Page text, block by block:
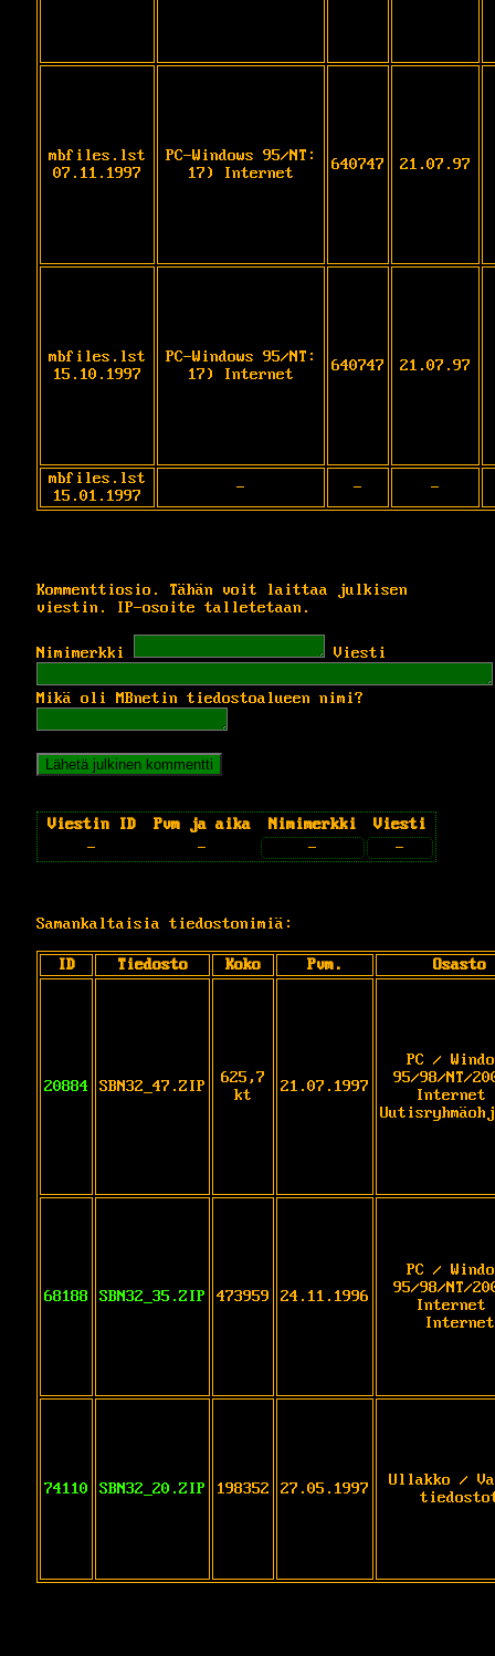
mbfiles.lst
07.11.1997
PC-Windows 95/NT:
17) Internet
640747 21.07.97
mbfiles.lst
15.10.1997
PC-Windows 95/NT:
17) Internet
640747 21.07.97
mbfiles.lst
15.01.1997
- - -
Kommenttiosio. Tähän voit laittaa julkisen
viestin. IP-osoite talletetaan.
Nimimerkki Viesti
Mikä oli MBnetin tiedostoalueen nimi?
Viestin ID Pvm ja aika Nimimerkki
Viesti
-
- - -
Samankaltaisia tiedostonimiä:
ID Tiedosto Koko Pvm. Osasto
20884 SBN32_47.ZIP
625,7
kt
21.07.1997
PC /
95/98/NT/
Internet
68188 SBN32_35.ZIP 473959 24.11.1996
PC /
95/98/NT/
Internet
Internet
74110 SBN32_20.ZIP 198352 27.05.1997
Ullakko /